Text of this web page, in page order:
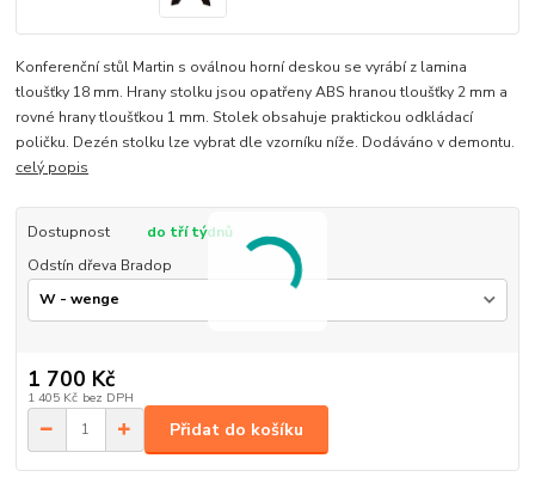
Konferenční stůl Martin s oválnou horní deskou se vyrábí z lamina
tloušťky 18 mm. Hrany stolku jsou opatřeny ABS hranou tloušťky 2 mm a
rovné hrany tloušťkou 1 mm. Stolek obsahuje praktickou odkládací
poličku. Dezén stolku lze vybrat dle vzorníku níže. Dodáváno v demontu.
celý popis
Dostupnost
do tří týdnů
Odstín dřeva Bradop
1 700 Kč
1 405 Kč bez DPH
Přidat do košíku